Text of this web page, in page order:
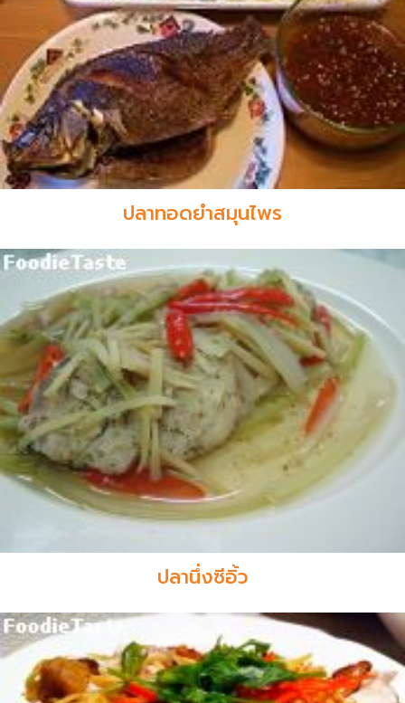
ปลาทอดยำสมุนไพร
ปลานึ่งซีอิ้ว